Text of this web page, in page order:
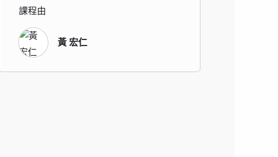
課程由
黃 宏仁